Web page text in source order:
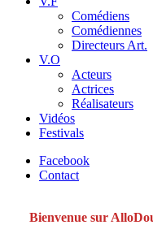
Comédiens
Comédiennes
Directeurs Art.
V.O
Acteurs
Actrices
Réalisateurs
Vidéos
Festivals
Facebook
Contact
Bienvenue sur